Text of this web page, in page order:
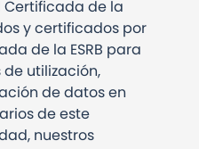
Certificada de la
y certificados por
de la ESRB para
utilización,
de datos en
de este
nuestros